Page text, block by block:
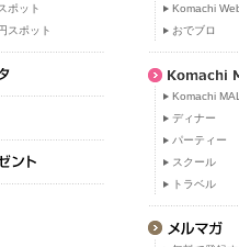
ポット
スポット
Komachi
おでブロ
Komachi
ディナー
パーティー
スクール
トラベル